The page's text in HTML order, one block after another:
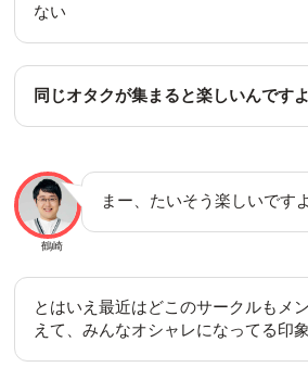
ない
同じオタクが集まると楽しいんです
鶴崎
まー、たいそう楽しいですよ
とはいえ最近はどこのサークルもメ
えて、みんなオシャレになってる印